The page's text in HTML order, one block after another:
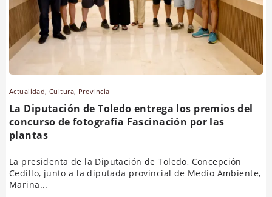
Actualidad,Cultura, Provincia
La Diputación de Toledo entrega los premios del
concurso de fotografía Fascinación por las
plantas
La presidenta de la Diputación de Toledo, Concepción
Cedillo, junto a la diputada provincial de Medio Ambiente,
Marina...